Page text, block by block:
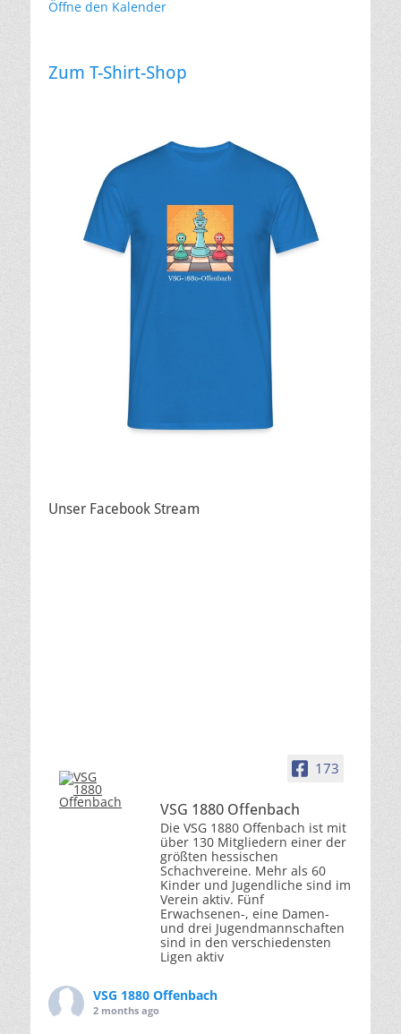
Öffne den Kalender
Zum T-Shirt-Shop
Unser Facebook Stream
173
VSG 1880 Offenbach
Die VSG 1880 Offenbach ist mit
über 130 Mitgliedern einer der
größten hessischen
Schachvereine. Mehr als 60
Kinder und Jugendliche sind im
Verein aktiv. Fünf
Erwachsenen-, eine Damen-
und drei Jugendmannschaften
sind in den verschiedensten
Ligen aktiv
VSG 1880 Offenbach
2 months ago